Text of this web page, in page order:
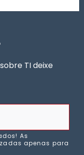
TI deixe
As
apenas para